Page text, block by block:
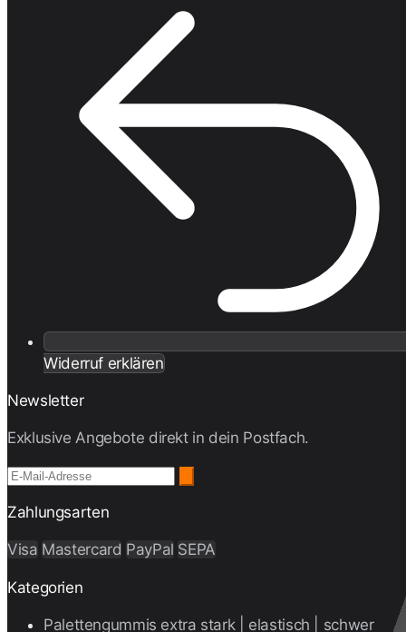
Widerruf erklären
Newsletter
Exklusive Angebote direkt in dein Postfach.
Zahlungsarten
Visa Mastercard PayPal SEPA
Kategorien
Palettengummis extra stark | elastisch | schwer